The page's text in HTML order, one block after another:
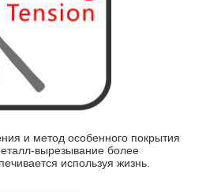
и метод особенного покрытия
вырезывание более
используя жизнь.